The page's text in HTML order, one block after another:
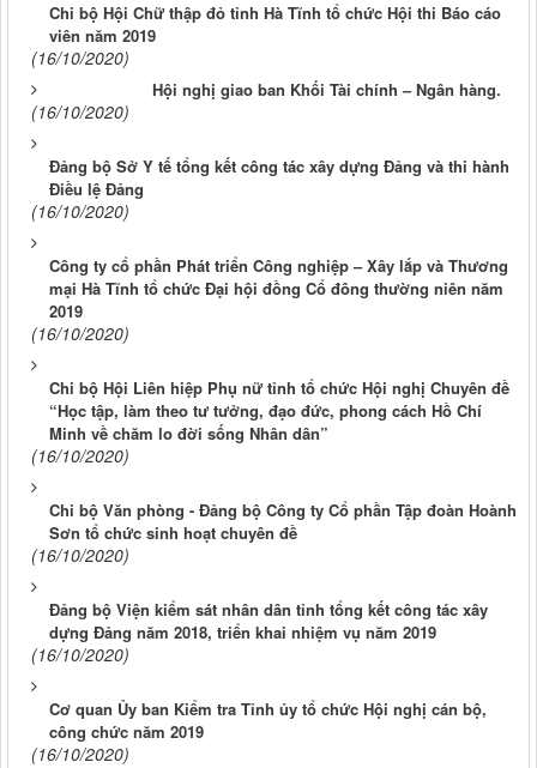
Chi bộ Hội Chữ thập đỏ tỉnh Hà Tĩnh tổ chức Hội thi Báo cáo
viên năm 2019
(16/10/2020)
Hội nghị giao ban Khối Tài chính – Ngân hàng.
(16/10/2020)
Đảng bộ Sở Y tế tổng kết công tác xây dựng Đảng và thi hành
Điều lệ Đảng
(16/10/2020)
Công ty cổ phần Phát triển Công nghiệp – Xây lắp và Thương
mại Hà Tĩnh tổ chức Đại hội đồng Cổ đông thường niên năm
2019
(16/10/2020)
Chi bộ Hội Liên hiệp Phụ nữ tỉnh tổ chức Hội nghị Chuyên đề
“Học tập, làm theo tư tưởng, đạo đức, phong cách Hồ Chí
Minh về chăm lo đời sống Nhân dân”
(16/10/2020)
Chi bộ Văn phòng - Đảng bộ Công ty Cổ phần Tập đoàn Hoành
Sơn tổ chức sinh hoạt chuyên đề
(16/10/2020)
Đảng bộ Viện kiểm sát nhân dân tỉnh tổng kết công tác xây
dựng Đảng năm 2018, triển khai nhiệm vụ năm 2019
(16/10/2020)
Cơ quan Ủy ban Kiểm tra Tỉnh ủy tổ chức Hội nghị cán bộ,
công chức năm 2019
(16/10/2020)